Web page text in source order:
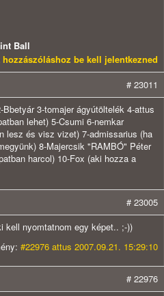
Ball
hozzászóláshoz be kell jelentkezned
# 23011
3-tomajer ágyútöltelék 4-attus
lehet) 5-Csumi 6-nemkar
lesz és visz vizet) 7-admissarius (ha
8-Majercsik "RAMBÓ" Péter
harcol) 10-Fox (aki hozza a
# 23005
kell nyomtatnom egy képet.. ;-))
#22976 attus 2007.09.21. 15:29:10
# 22976